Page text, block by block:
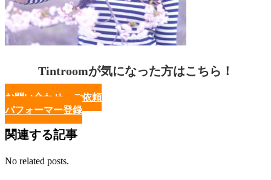
Tintroomが気になった方はこちら！
お問い合わせ・ご依頼
パフォーマー登録
関連する記事
No related posts.